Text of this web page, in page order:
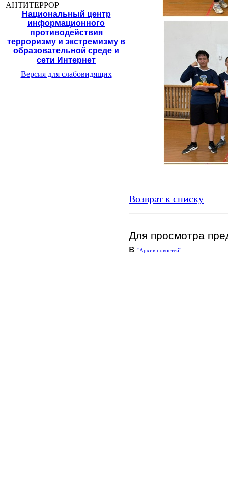
АНТИТЕРРОР
Национальный центр
информационного
противодействия
терроризму и экстремизму в
образовательной среде и
сети Интернет
Версия для слабовидящих
Возврат к списку
Для просмотра
в "Архив новостей"